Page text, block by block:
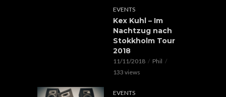
EVENTS
Kex Kuhl – Im
Nachtzug nach
Stokkholm Tour
2018
11/11/2018
Phil
133 views
EVENTS